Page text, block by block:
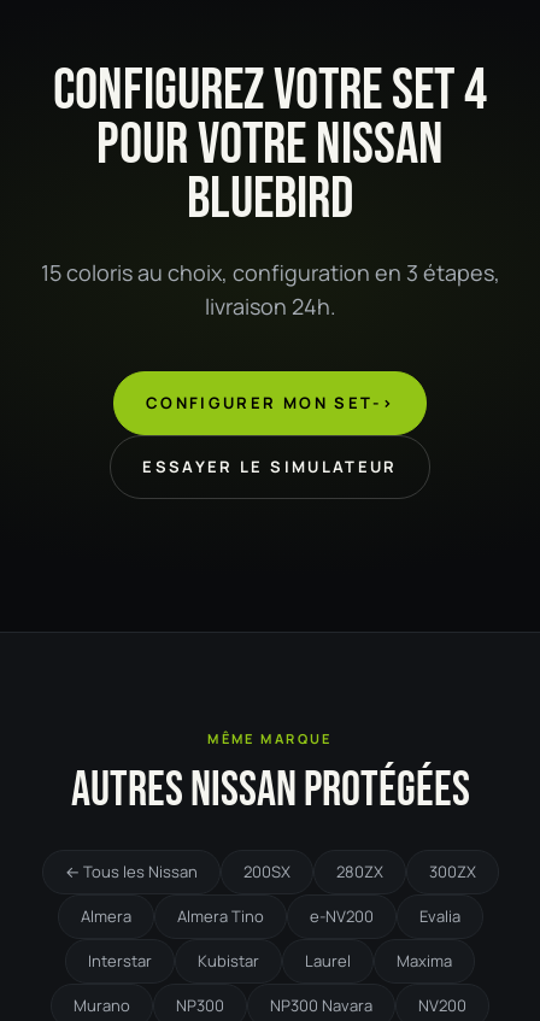
CONFIGUREZ VOTRE SET 4
POUR VOTRE NISSAN
BLUEBIRD
15 coloris au choix, configuration en 3 étapes,
livraison 24h.
CONFIGURER MON SET->
ESSAYER LE SIMULATEUR
MÊME MARQUE
AUTRES NISSAN PROTÉGÉES
← Tous les Nissan 200SX 280ZX 300ZX
Almera Almera Tino e-NV200 Evalia
Interstar Kubistar Laurel Maxima
Murano NP300 NP300 Navara NV200